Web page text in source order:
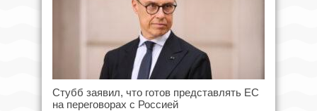
Стубб заявил, что готов представлять ЕС
на переговорах с Россией